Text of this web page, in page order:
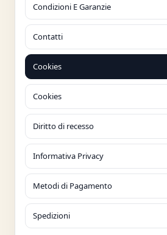
Condizioni E Garanzie
Contatti
Cookies
Cookies
Diritto di recesso
Informativa Privacy
Metodi di Pagamento
Spedizioni